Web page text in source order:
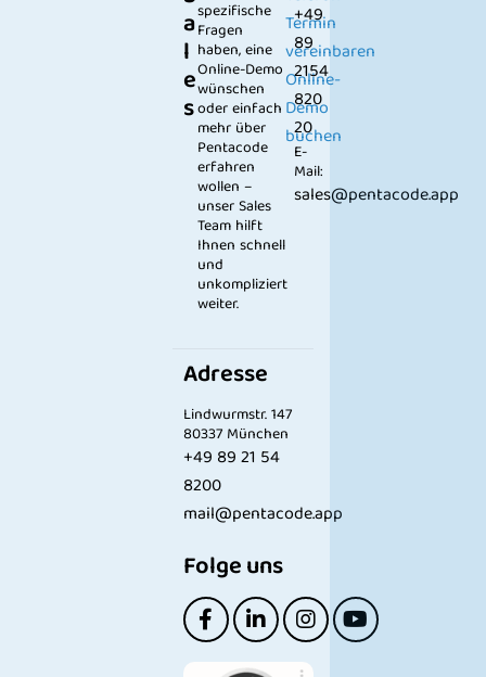
a
l
e
s
spezifische
Fragen
haben, eine
Online-Demo
wünschen
oder einfach
mehr über
Pentacode
erfahren
wollen –
unser Sales
Team hilft
Ihnen schnell
und
unkompliziert
weiter.
Termin
vereinbaren
Online-
Demo
buchen
+49
89
2154
820
20
E-
Mail:
sales@pentacode.app
Adresse
Lindwurmstr. 147
80337 München
+49 89 21 54
8200
mail@pentacode.app
Folge uns